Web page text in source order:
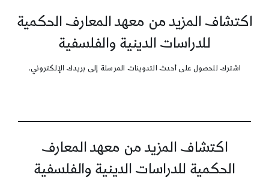
اكتشاف المزيد من معهد المعارف الحكمية
للدراسات الدينية والفلسفية
اشترك للحصول على أحدث التدوينات المرسلة إلى بريدك الإلكتروني.
اكتشاف المزيد من معهد المعارف
الحكمية للدراسات الدينية والفلسفية